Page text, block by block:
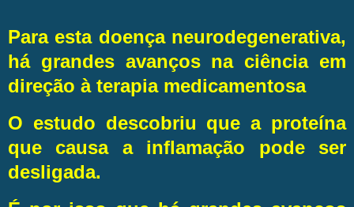
Para esta doença neurodegenerativa,
há grandes avanços na ciência em
direção à terapia medicamentosa
O estudo descobriu que a proteína
que causa a inflamação pode ser
desligada.